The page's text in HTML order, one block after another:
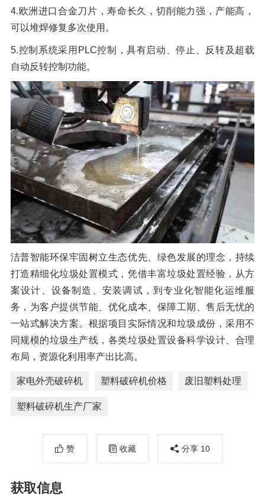
4.欧洲进口合金刀片，寿命长久，切削能力强，产能高，
可以堆焊修复多次使用。
5.控制系统采用PLC控制，具有启动、停止、反转及超载
自动反转控制功能。
洁普智能环保牢固树立生态优先、绿色发展的理念，持续
打造精细化垃圾处置模式，凭借丰富垃圾处置经验，从方
案设计、设备制造、安装调试，到专业化智能化运维服
务，为客户提供节能、优化成本、保障工期、售后无忧的
一站式解决方案。根据项目实际情况和垃圾成份，采用不
同规模的垃圾生产线，各类垃圾处置设备科学设计、合理
布局，资源化利用率产出比高。
家电外壳破碎机 塑料破碎机价格 废旧塑料处理
塑料破碎机生产厂家
赞 收藏 分享 10
获取信息